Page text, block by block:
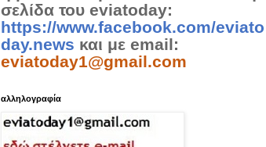
σελίδα του eviatoday:
https://www.facebook.com/eviato
day.news και με email:
eviatoday1@gmail.com
αλληλογραφία